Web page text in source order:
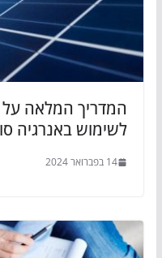
המדריך המלאה
לשימוש באנרגיה
14 בפברואר 2024